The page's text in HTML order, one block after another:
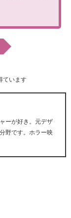
ています
ーが好き。元デザ
野です。ホラー映